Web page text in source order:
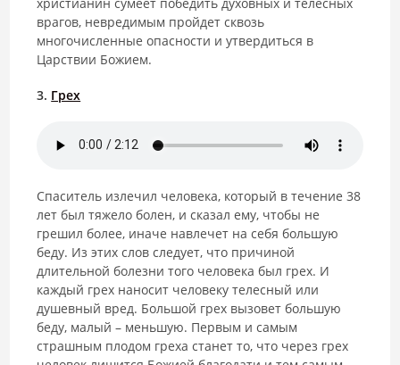
врагов, невредимым пройдет сквозь
многочисленные опасности и утвердиться в
Царствии Божием.
3. Грех
Спаситель излечил человека, который в течение 38
лет был тяжело болен, и сказал ему, чтобы не
грешил более, иначе навлечет на себя большую
беду. Из этих слов следует, что причиной
длительной болезни того человека был грех. И
каждый грех наносит человеку телесный или
душевный вред. Большой грех вызовет большую
беду, малый – меньшую. Первым и самым
страшным плодом греха станет то, что через грех